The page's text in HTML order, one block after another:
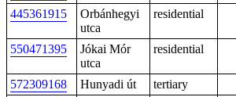
445361915
Orbánhegyi
utca
residential
550471395
Jókai Mór
utca
residential
572309168 Hunyadi út tertiary